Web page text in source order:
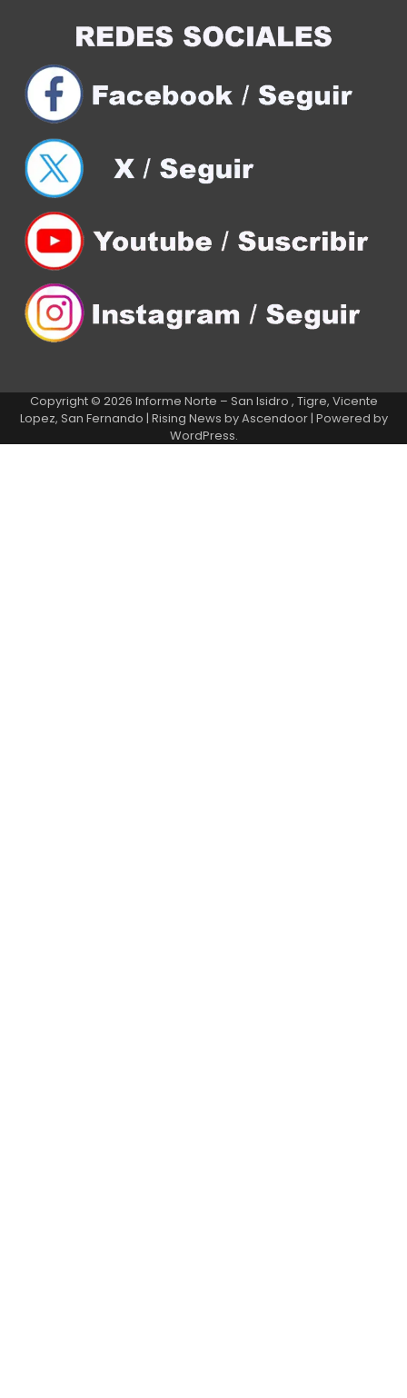
Copyright © 2026 Informe Norte – San Isidro , Tigre, Vicente
Lopez, San Fernando | Rising News byAscendoor| Powered by
WordPress.